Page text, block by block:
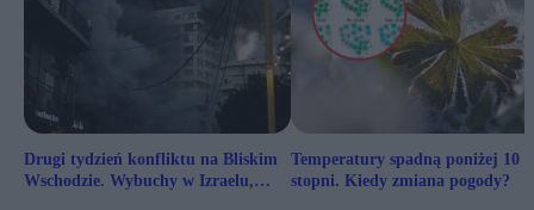
Drugi tydzień konfliktu na Bliskim
Wschodzie. Wybuchy w Izraelu,
Temperatury spadną poniżej 10
stopni. Kiedy zmiana pogody?